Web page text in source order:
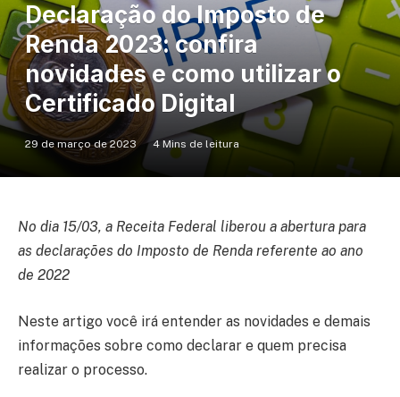
Declaração do Imposto de
Renda 2023: confira
novidades e como utilizar o
Certificado Digital
29 de março de 2023 4 Mins de leitura
No dia 15/03, a Receita Federal liberou a abertura para
as declarações do Imposto de Renda referente ao ano
de 2022
Neste artigo você irá entender as novidades e demais
informações sobre como declarar e quem precisa
realizar o processo.